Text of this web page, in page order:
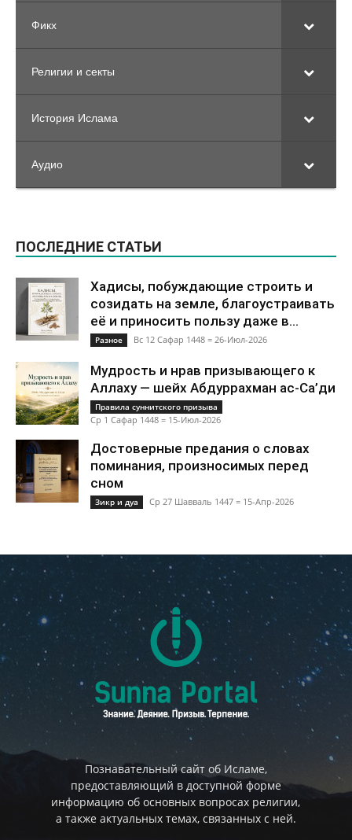
Фикх
Религии и секты
История Ислама
Аудио
ПОСЛЕДНИЕ СТАТЬИ
Хадисы, побуждающие строить и
созидать на земле, благоустраивать
её и приносить пользу даже в...
Разное Вс 12 Сафар 1448 = 26-Июл-2026
Мудрость и нрав призывающего к
Аллаху — шейх Абдуррахман ас-Са’ди
Правила суннитского призыва
Ср 1 Сафар 1448 = 15-Июл-2026
Достоверные предания о словах
поминания, произносимых перед
сном
Зикр и дуа Ср 27 Шавваль 1447 = 15-Апр-2026
Познавательный сайт об Исламе,
предоставляющий в доступной форме
информацию об основных вопросах религии,
а также актуальных темах, связанных с ней.